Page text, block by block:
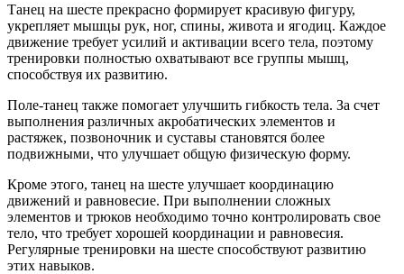
Танец на шесте прекрасно формирует красивую фигуру,
укрепляет мышцы рук, ног, спины, живота и ягодиц. Каждое
движение требует усилий и активации всего тела, поэтому
тренировки полностью охватывают все группы мышц,
способствуя их развитию.
Поле-танец также помогает улучшить гибкость тела. За счет
выполнения различных акробатических элементов и
растяжек, позвоночник и суставы становятся более
подвижными, что улучшает общую физическую форму.
Кроме этого, танец на шесте улучшает координацию
движений и равновесие. При выполнении сложных
элементов и трюков необходимо точно контролировать свое
тело, что требует хорошей координации и равновесия.
Регулярные тренировки на шесте способствуют развитию
этих навыков.